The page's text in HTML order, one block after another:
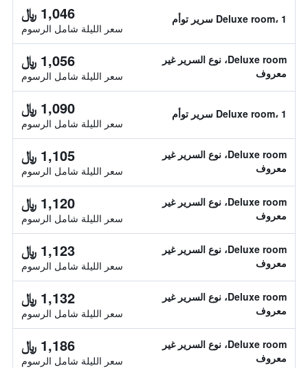
Deluxe room، 1 سرير توأم 1,046 ﷼
سعر الليلة شامل الرسوم
Deluxe room، نوع السرير غير
معروف
1,056 ﷼
سعر الليلة شامل الرسوم
Deluxe room، 1 سرير توأم 1,090 ﷼
سعر الليلة شامل الرسوم
Deluxe room، نوع السرير غير
معروف
1,105 ﷼
سعر الليلة شامل الرسوم
Deluxe room، نوع السرير غير
معروف
1,120 ﷼
سعر الليلة شامل الرسوم
Deluxe room، نوع السرير غير
معروف
1,123 ﷼
سعر الليلة شامل الرسوم
Deluxe room، نوع السرير غير
معروف
1,132 ﷼
سعر الليلة شامل الرسوم
Deluxe room، نوع السرير غير
معروف
1,186 ﷼
سعر الليلة شامل الرسوم